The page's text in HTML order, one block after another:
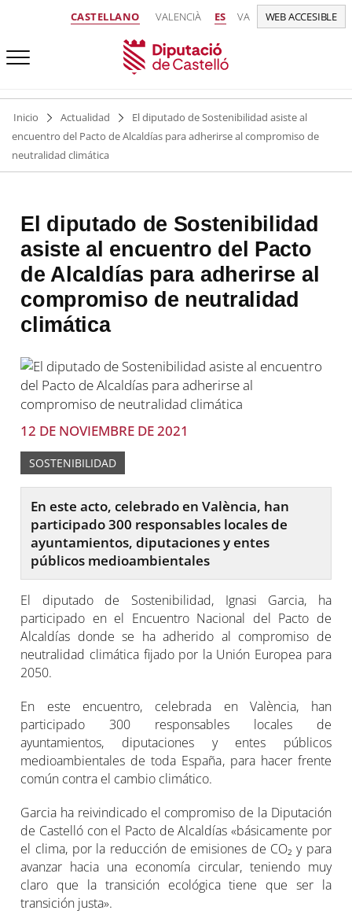
CASTELLANO VALENCIÀ ES VA WEB ACCESIBLE
Inicio Actualidad
El diputado de Sostenibilidad asiste al
encuentro del Pacto de Alcaldías para adherirse al compromiso de
neutralidad climática
El diputado de Sostenibilidad
asiste al encuentro del Pacto
de Alcaldías para adherirse al
compromiso de neutralidad
climática
12 DE NOVIEMBRE DE 2021
SOSTENIBILIDAD
En este acto, celebrado en València, han
participado 300 responsables locales de
ayuntamientos, diputaciones y entes
públicos medioambientales
El diputado de Sostenibilidad, Ignasi Garcia, ha
participado en el Encuentro Nacional del Pacto de
Alcaldías donde se ha adherido al compromiso de
neutralidad climática fijado por la Unión Europea para
2050.
En este encuentro, celebrada en València, han
participado 300 responsables locales de
ayuntamientos, diputaciones y entes públicos
medioambientales de toda España, para hacer frente
común contra el cambio climático.
Garcia ha reivindicado el compromiso de la Diputación
de Castelló con el Pacto de Alcaldías «básicamente por
el clima, por la reducción de emisiones de CO₂ y para
avanzar hacia una economía circular, teniendo muy
claro que la transición ecológica tiene que ser la
transición justa».